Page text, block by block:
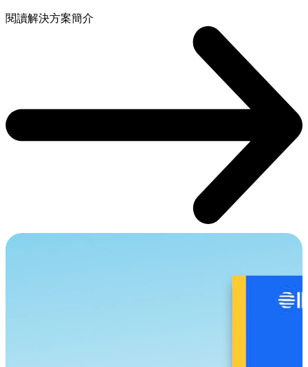
閱讀解決方案簡介